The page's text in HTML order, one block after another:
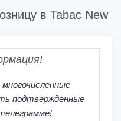
в Tabac New
подтвержденные